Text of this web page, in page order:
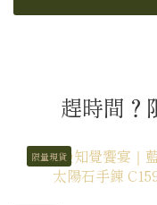
趕時間？
限量現貨